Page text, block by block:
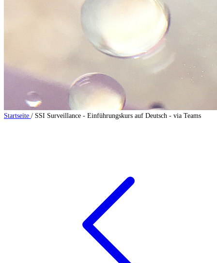
Startseite / SSI Surveillance - Einführungskurs auf Deutsch - via Teams